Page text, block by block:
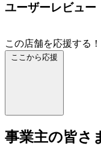
ユーザーレビュー
この店舗を応援する！
ここから応援
事業主の皆さ